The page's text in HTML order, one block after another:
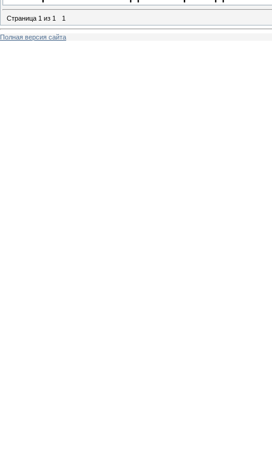
Страница 1 из 1 1
Полная версия сайта